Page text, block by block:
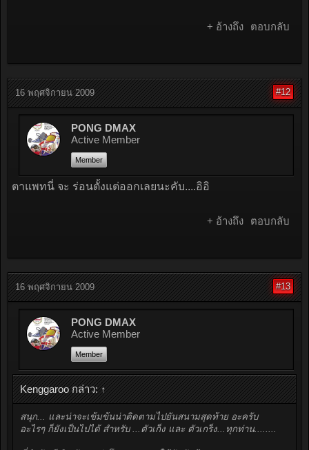
+ อ้างถึง ตอบกลับ
16 พฤศจิกายน 2009 #12
PONG DMAX
Active Member
Member
ตาแพทนี่ จะ ร่อนตั้งแต่ออกเลยนะคับ....อิอิ
+ อ้างถึง ตอบกลับ
16 พฤศจิกายน 2009 #13
PONG DMAX
Active Member
Member
Kenggaroo กล่าว: ↑
สนุก... และน่าจะเข้มข้นน่าติดตามไปยันสนามสุดท้าย อะครับ
อะไรๆ ก็ยังเป็นไปได้ สำหรับ ...ตัวเก็ง และ ตัวเกร็ง...ทุกท่าน........